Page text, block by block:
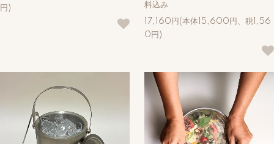
円)
料込み
17,160円(本体15,600円、税1,56
0円)